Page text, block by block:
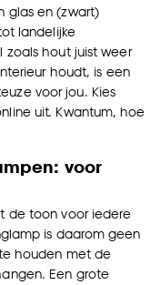
glas en (zwart)
landelijke
zoals hout juist weer
houdt, is een
voor jou. Kies
uit. Kwantum, hoe
voor
de toon voor iedere
is daarom geen
houden met de
Een grote